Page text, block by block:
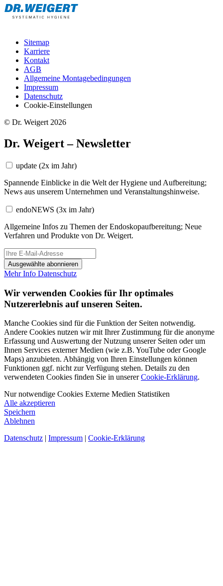
Sitemap
Karriere
Kontakt
AGB
Allgemeine Montagebedingungen
Impressum
Datenschutz
Cookie-Einstellungen
© Dr. Weigert 2026
Dr. Weigert – Newsletter
update (2x im Jahr)
Spannende Einblicke in die Welt der Hygiene und Aufbereitung;
News aus unserem Unternehmen und Veranstaltungshinweise.
endoNEWS (3x im Jahr)
Allgemeine Infos zu Themen der Endoskopaufbereitung; Neue
Verfahren und Produkte von Dr. Weigert.
Ausgewählte abonnieren
Mehr Info Datenschutz
Wir verwenden Cookies für Ihr optimales
Nutzererlebnis auf unseren Seiten.
Manche Cookies sind für die Funktion der Seiten notwendig.
Andere Cookies nutzen wir mit Ihrer Zustimmung für die anonyme
Erfassung und Auswertung der Nutzung unserer Seiten oder um
Ihnen Services externer Medien (wie z.B. YouTube oder Google
Maps) anzubieten. Abhängig von Ihren Einstellungen können
Funktionen ggf. nicht zur Verfügung stehen. Details zu den
verwendeten Cookies finden Sie in unsererCookie-Erklärung.
Nur notwendige Cookies Externe Medien Statistiken
Alle akzeptieren
Speichern
Ablehnen
Datenschutz | Impressum | Cookie-Erklärung